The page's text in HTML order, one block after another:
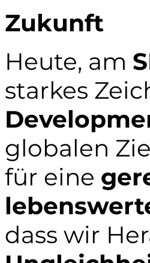
Zukunft
Heute, am
starkes
globalen
für eine
dass wir